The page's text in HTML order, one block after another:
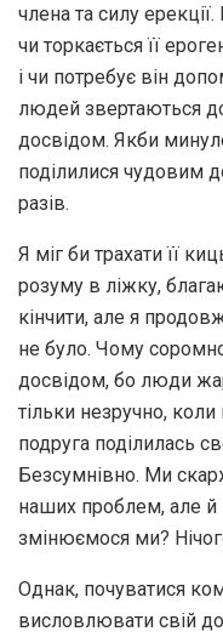
члена та силу
чи торкається її
і чи потребує він
людей звертаються до
досвідом. Якби
поділилися чудовим
разів.
Я міг би трахати її
розуму в ліжку,
кінчити, але я
не було. Чому
досвідом, бо люди
тільки незручно,
подруга поділилась
Безсумнівно. Ми
наших проблем, але й
змінюємося ми?
Однак, почуватися
висловлювати свій